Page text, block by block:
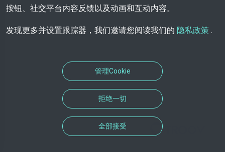
预约解决方案由
按钮、社交平台内容反馈以及动画和互动内容。
发现更多并设置跟踪器，我们邀请您阅读我们的 隐私政策 .
管理Cookie
拒绝一切
全部接受